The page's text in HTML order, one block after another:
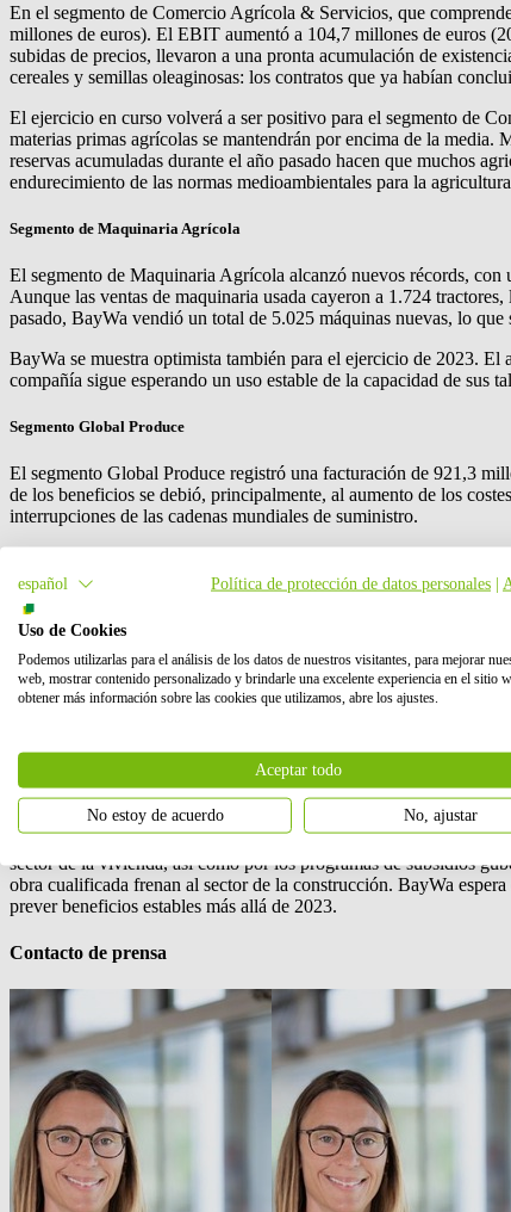
En el segmento de Comercio Agrícola & Servicios, que
millones de euros). El EBIT aumentó a 104,7 millones de euros
subidas de precios, llevaron a una pronta acumulación de
cereales y semillas oleaginosas: los contratos que ya habían
El ejercicio en curso volverá a ser positivo para el segmento de
materias primas agrícolas se mantendrán por encima de la
reservas acumuladas durante el año pasado hacen que muchos
endurecimiento de las normas medioambientales para la
Segmento de Maquinaria Agrícola
El segmento de Maquinaria Agrícola alcanzó nuevos récords,
Aunque las ventas de maquinaria usada cayeron a 1.724
pasado, BayWa vendió un total de 5.025 máquinas nuevas, lo que
BayWa se muestra optimista también para el ejercicio de 2023.
compañía sigue esperando un uso estable de la capacidad de sus
Segmento Global Produce
El segmento Global Produce registró una facturación de 921,3
de los beneficios se debió, principalmente, al aumento de los
interrupciones de las cadenas mundiales de suministro.
BayWa mantiene un prudente optimismo en sus perspectivas
neozelandesas. Sin embargo, es posible que la menor oferta se
alemán y en la filial neerlandesa TFC Holland B.V. Esto
En 2022, el Segmento de Materiales de Construcción mantuvo
un EBIT de 70,4 millones de euros (2021: 73,2 millones de
almacenes, así como las amplias y estables relaciones con los
productos y una densa red de ubicaciones fueron factores
de escasa disponibilidad de productos en el mercado. BayWa
adquisición de 15 nuevos proyectos.
El inicio de la nueva temporada de construcción vendrá
sector de la vivienda, así como por los programas de subsidios
obra cualificada frenan al sector de la construcción. BayWa
prever beneficios estables más allá de 2023.
Contacto de prensa
español Política de protección de datos personales
Uso de Cookies
Podemos utilizarlas para el análisis de los datos de nuestros visitantes, para mejorar
web, mostrar contenido personalizado y brindarle una excelente experiencia en el sitio
obtener más información sobre las cookies que utilizamos, abre los ajustes.
Aceptar todo
No estoy de acuerdo No, ajustar